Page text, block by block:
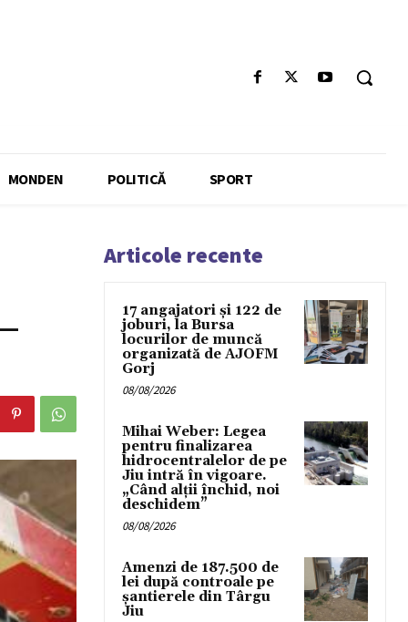
MONDEN POLITICĂ SPORT
Articole recente
17 angajatori și 122 de
joburi, la Bursa
locurilor de muncă
organizată de AJOFM
Gorj
08/08/2026
Mihai Weber: Legea
pentru finalizarea
hidrocentralelor de pe
Jiu intră în vigoare.
„Când alții închid, noi
deschidem”
08/08/2026
Amenzi de 187.500 de
lei după controale pe
șantierele din Târgu
Jiu